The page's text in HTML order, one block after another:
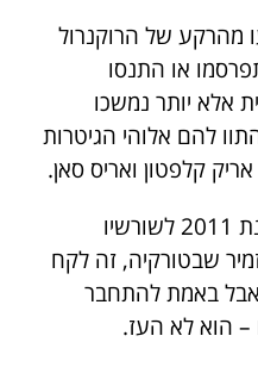
מהרקע של הרוקנרול
או התנסו
אלא יותר נמשכו
להם אלוהי הגיטרות
קלפטון ואריס סאן.
בעוד שטסה כאמור חזר בשנת 2011 לשורשיו
שבטורקיה, זה לקח
אבל באמת להתחבר
– הוא לא העז.